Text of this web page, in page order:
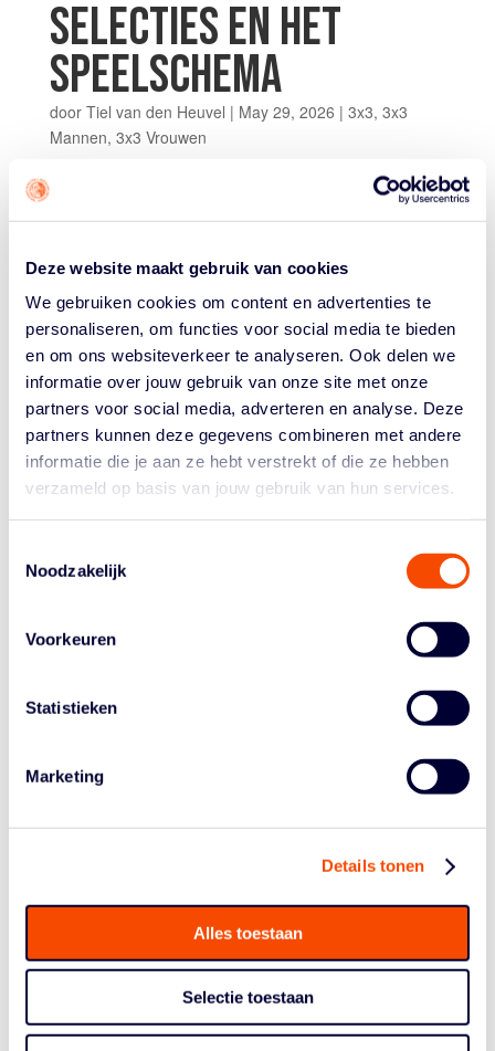
Deze website maakt gebruik van cookies
We gebruiken cookies om content en advertenties te
personaliseren, om functies voor social media te bieden
en om ons websiteverkeer te analyseren. Ook delen we
informatie over jouw gebruik van onze site met onze
partners voor social media, adverteren en analyse. Deze
partners kunnen deze gegevens combineren met andere
informatie die je aan ze hebt verstrekt of die ze hebben
verzameld op basis van jouw gebruik van hun services.
Noodzakelijk
Voorkeuren
Statistieken
Marketing
Details tonen
Alles toestaan
Selectie toestaan
SELECTIES EN HET
SPEELSCHEMA
door Tiel van den Heuvel | May 29, 2026 | 3x3, 3x3
Mannen, 3x3 Vrouwen
Vanaf volgende week maandag 1 juni vindt in Warschau,
Polen, de FIBA 3×3 World Cup plaats. Nederland doet
De mannen zijn in bloedvorm, de vrouwen al een jaar
WORLD TOUR HONGKONG
SNEL VOORBIJ VOOR
TEAM AMSTERDAM
RABOBANK
Amsterdam
Team Amsterdam RABOBANK komt van zijn slechtste
World Tour-stop van dit jaar. In Hongkong verloor de
‘tourist’ naar Azië reisden en een negende plek pakten.
Amsterdam RABOBANK ging naar Hongkong met een
WEER NIEUW WORLD
TOUR-TICKET VOOR
AMSTERDAM RABOBANK
doorbasketball|Jun 2, 2025|3x3,Team Amsterdam
een derde plaats bij de Challenger van Sukhbaatar